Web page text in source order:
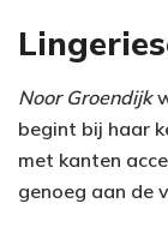
Noor Groendijk
begint bij haar
met kanten
genoeg aan de